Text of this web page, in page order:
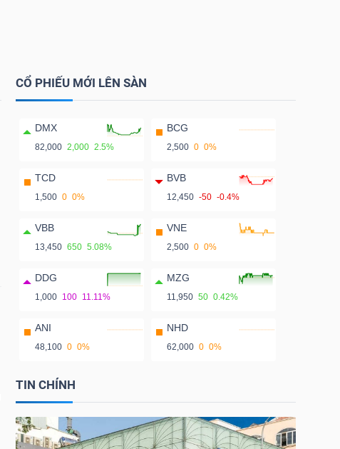
CỔ PHIẾU MỚI LÊN SÀN
DMX
82,000 2,000 2.5%
BCG
2,500 0 0%
TCD
1,500 0 0%
BVB
12,450 -50 -0.4%
VBB
13,450 650 5.08%
VNE
2,500 0 0%
DDG
1,000 100 11.11%
MZG
11,950 50 0.42%
ANI
48,100 0 0%
NHD
62,000 0 0%
TIN CHÍNH